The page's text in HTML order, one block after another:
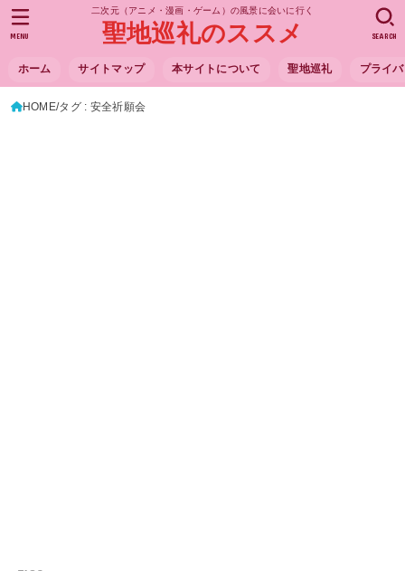
二次元（アニメ・漫画・ゲーム）の風景に会いに行く
聖地巡礼のススメ
ホーム サイトマップ 本サイトについて 聖地巡礼 プライ
SEARCH
MENU
HOME タグ : 安全祈願会